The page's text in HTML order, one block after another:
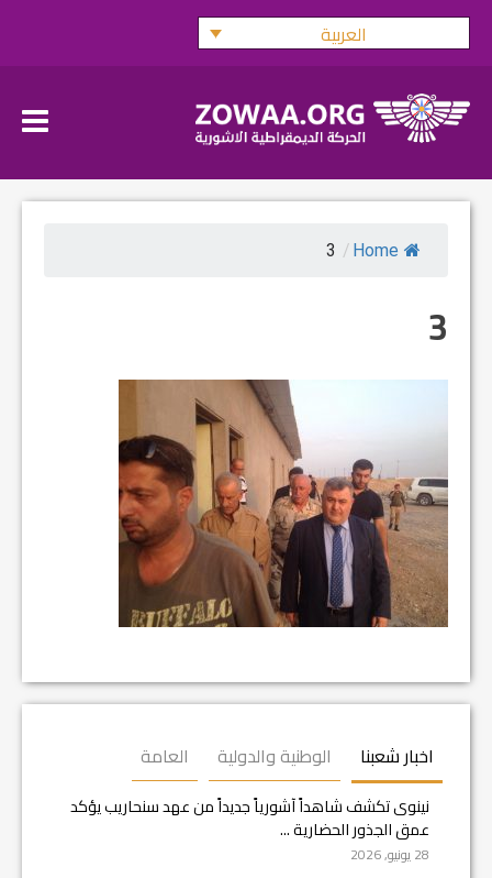
Skip
العربية
Home
/
3
3
اخبار شعبنا الوطنية والدولية العامة
نينوى تكشف شاهداً آشورياً جديداً من عهد سنحاريب يؤكد
عمق الجذور الحضارية ...
28 يونيو, 2026